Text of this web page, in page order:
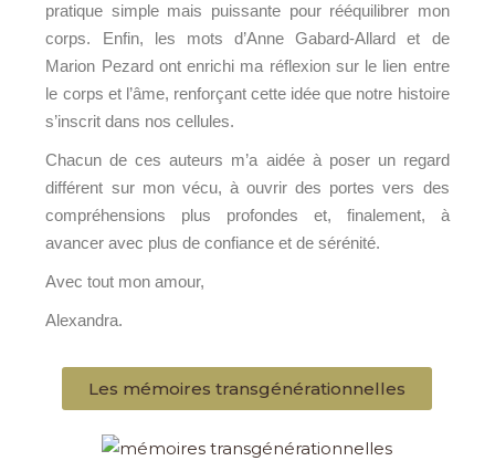
pratique simple mais puissante pour rééquilibrer mon
corps. Enfin, les mots d’Anne Gabard-Allard et de
Marion Pezard ont enrichi ma réflexion sur le lien entre
le corps et l’âme, renforçant cette idée que notre histoire
s’inscrit dans nos cellules.
Chacun de ces auteurs m’a aidée à poser un regard
différent sur mon vécu, à ouvrir des portes vers des
compréhensions plus profondes et, finalement, à
avancer avec plus de confiance et de sérénité.
Avec tout mon amour,
Alexandra.
Les mémoires transgénérationnelles